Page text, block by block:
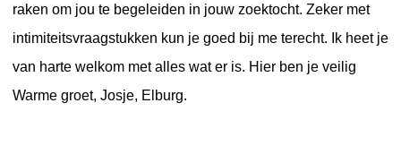
raken om jou te begeleiden in jouw zoektocht. Zeker met
intimiteitsvraagstukken kun je goed bij me terecht. Ik heet je
van harte welkom met alles wat er is. Hier ben je veilig
Warme groet, Josje, Elburg.